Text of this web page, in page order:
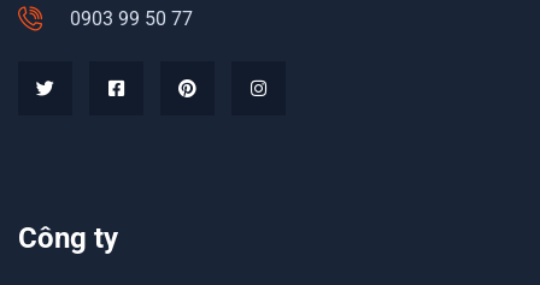
0903 99 50 77
Công ty